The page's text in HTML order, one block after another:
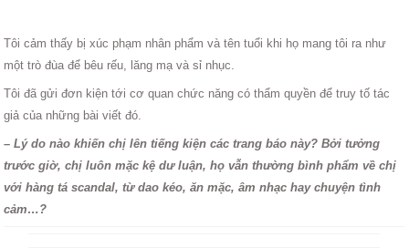
Tôi cảm thấy bị xúc phạm nhân phẩm và tên tuổi khi họ mang tôi ra như
một trò đùa để bêu rếu, lăng mạ và sỉ nhục.
Tôi đã gửi đơn kiện tới cơ quan chức năng có thẩm quyền để truy tố tác
giả của những bài viết đó.
– Lý do nào khiến chị lên tiếng kiện các trang báo này? Bởi tưởng
trước giờ, chị luôn mặc kệ dư luận, họ vẫn thường bình phẩm về chị
với hàng tá scandal, từ dao kéo, ăn mặc, âm nhạc hay chuyện tình
cảm…?